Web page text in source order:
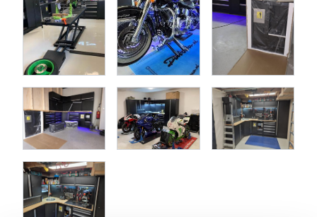
Schrank mit 5 Schubladen
Abfalleimer und Papierrollenhalter
Unterschrank mit 2 Türen
Hoher Werkzeugschrank mit einer Türe
136 cm breite Arbeitsplatte aus Eichenholz
Eckarbeitsplatte aus Eichenholz
92 cm Arbeitsplatte aus Eichenholz
4 Lochwände (2 mit Steckdosen)
Regal mit Halter
Oberschrank
Offener Eckschrank
Oberschrank mit 2 Türen und einer Schublade